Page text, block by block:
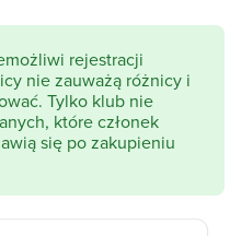
rejestracji
nie zauważą różnicy i
Tylko klub nie
które członek
się po zakupieniu